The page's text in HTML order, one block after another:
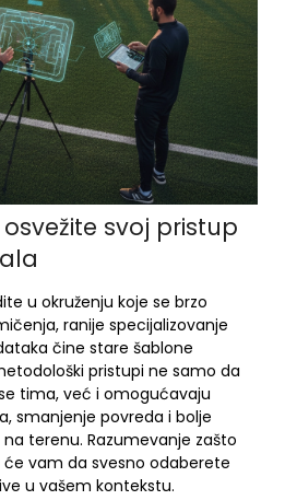
svoj pristup
u okruženju koje se brzo
ranije specijalizovanje
čine stare šablone
pristupi ne samo da
tima, već i omogućavaju
smanjenje povreda i bolje
terenu. Razumevanje zašto
vam da svesno odaberete
u vašem kontekstu.